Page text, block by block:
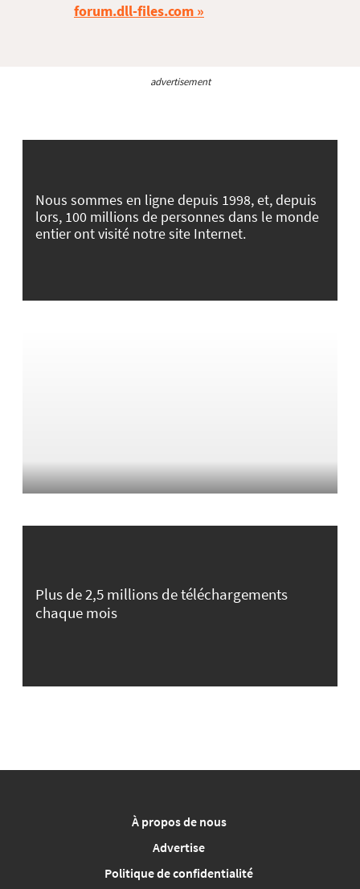
forum.dll-files.com
advertisement
Nous sommes en ligne depuis 1998, et, depuis
lors, 100 millions de personnes dans le monde
entier ont visité notre site Internet.
Plus de 2,5 millions de téléchargements
chaque mois
À propos de nous
Advertise
Politique de confidentialité